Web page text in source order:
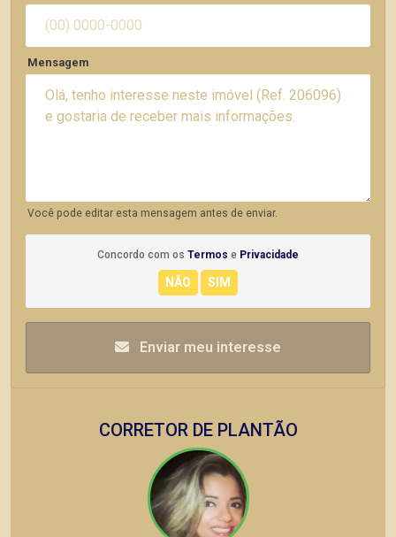
Mensagem
Você pode editar esta mensagem antes de enviar.
Concordo com os Termos e Privacidade
Enviar meu interesse
CORRETOR DE PLANTÃO